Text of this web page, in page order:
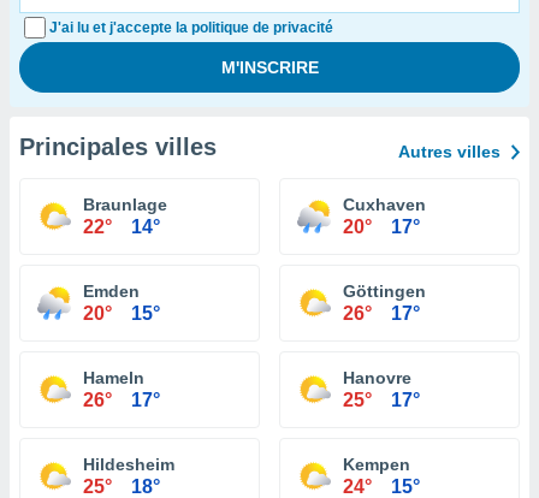
J'ai lu et j'accepte la politique de privacité
Principales villes Autres villes
Braunlage
22° 14°
Cuxhaven
20° 17°
Emden
20° 15°
Göttingen
26° 17°
Hameln
26° 17°
Hanovre
25° 17°
Hildesheim
25° 18°
Kempen
24° 15°